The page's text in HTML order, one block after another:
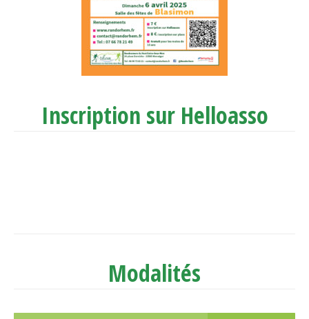
Inscription sur Helloasso
Modalités